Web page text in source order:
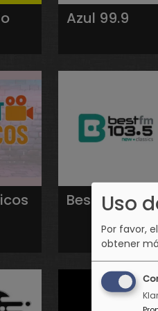
Azul 99.9
Best FMUso
Por favor,
obtener